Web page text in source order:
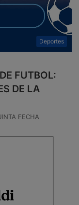
Deportes
FUTBOL:
DE LA
FECHA